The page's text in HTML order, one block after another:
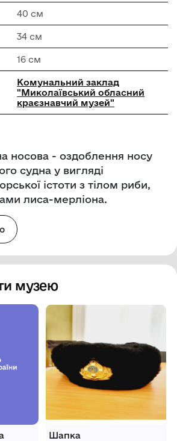
40 см
34 см
16 см
Комунальний заклад
"Миколаївський обласний
краєзнавчий музей"
носова - оздоблення носу
судна у вигляді
істоти з тілом риби,
лиса-мерліона.
музею
Шапка